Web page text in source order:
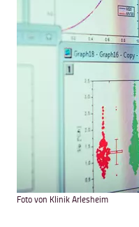
Foto von Klinik Arlesheim